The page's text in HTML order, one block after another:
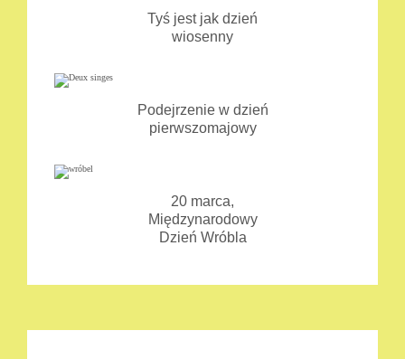
Tyś jest jak dzień
wiosenny
Podejrzenie w dzień
pierwszomajowy
20 marca,
Międzynarodowy
Dzień Wróbla